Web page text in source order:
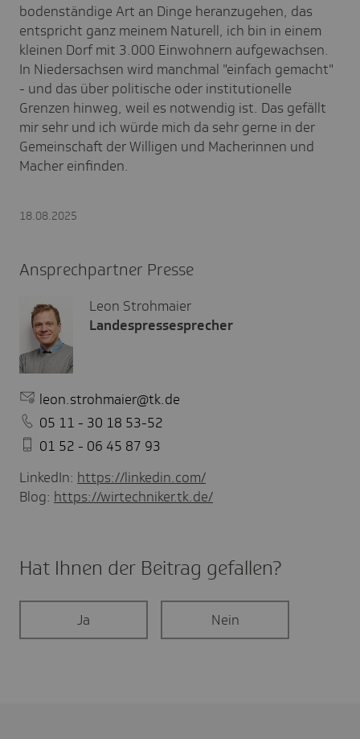
bodenständige Art an Dinge heranzugehen, das
entspricht ganz meinem Naturell, ich bin in einem
kleinen Dorf mit 3.000 Einwohnern aufgewachsen.
In Niedersachsen wird manchmal "einfach gemacht"
- und das über politische oder institutionelle
Grenzen hinweg, weil es notwendig ist. Das gefällt
mir sehr und ich würde mich da sehr gerne in der
Gemeinschaft der Willigen und Macherinnen und
Macher einfinden.
18.08.2025
Ansprechpartner Presse
Leon Strohmaier
Landespressesprecher
leon.strohmaier@tk.de
05 11 - 30 18 53-52
01 52 - 06 45 87 93
LinkedIn: https://linkedin.com/
Blog: https://wirtechniker.tk.de/
Hat Ihnen der Beitrag gefal­len?
Ja Nein